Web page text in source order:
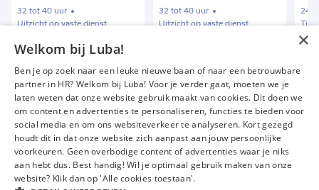
32 tot 40 uur
Uitzicht op vaste dienst
€ 2500 - € 3000 p.m.
24 tot 32 uur
Tijdelijk
Vacatures
Over ons
Werken bij Luba
Voor werkgevers
Mijn Luba
Contact
×
Welkom bij Luba!
Ben je op zoek naar een leuke nieuwe baan of naar een betrouwbare
partner in HR? Welkom bij Luba! Voor je verder gaat, moeten we je
laten weten dat onze website gebruik maakt van cookies. Dit doen we
om content en advertenties te personaliseren, functies te bieden voor
social media en om ons websiteverkeer te analyseren. Kort gezegd
houdt dit in dat onze website zich aanpast aan jouw persoonlijke
voorkeuren. Geen overbodige content of advertenties waar je niks
aan hebt dus. Best handig! Wil je optimaal gebruik maken van onze
website? Klik dan op 'Alle cookies toestaan'.